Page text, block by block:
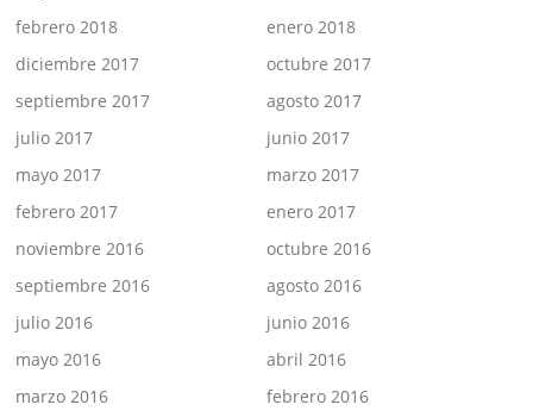
febrero 2018
enero 2018
diciembre 2017
octubre 2017
septiembre 2017
agosto 2017
julio 2017
junio 2017
mayo 2017
marzo 2017
febrero 2017
enero 2017
noviembre 2016
octubre 2016
septiembre 2016
agosto 2016
julio 2016
junio 2016
mayo 2016
abril 2016
marzo 2016
febrero 2016